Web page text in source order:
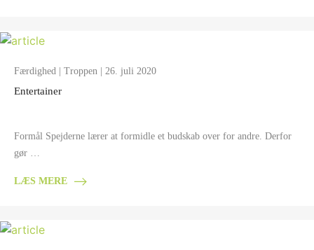
Færdighed Troppen | 26. juli 2020
Entertainer
Formål Spejderne lærer at formidle et budskab over for andre. Derfor
gør …
LÆS MERE